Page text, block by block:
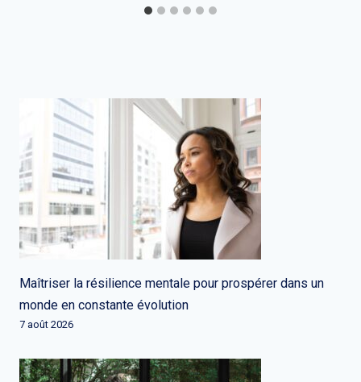
Maîtriser la résilience mentale pour prospérer dans un
monde en constante évolution
7 août 2026